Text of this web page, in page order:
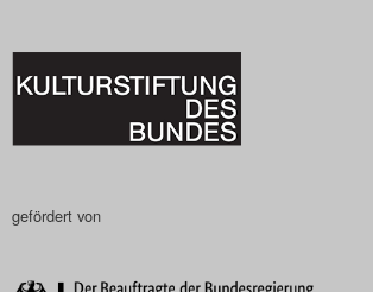
gefördert von